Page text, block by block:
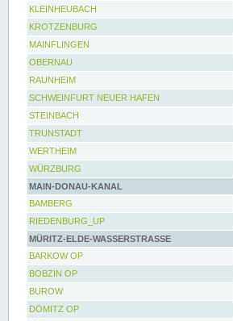
KLEINHEUBACH
KROTZENBURG
MAINFLINGEN
OBERNAU
RAUNHEIM
SCHWEINFURT NEUER HAFEN
STEINBACH
TRUNSTADT
WERTHEIM
WÜRZBURG
MAIN-DONAU-KANAL
BAMBERG
RIEDENBURG_UP
MÜRITZ-ELDE-WASSERSTRASSE
BARKOW OP
BOBZIN OP
BUROW
DÖMITZ OP